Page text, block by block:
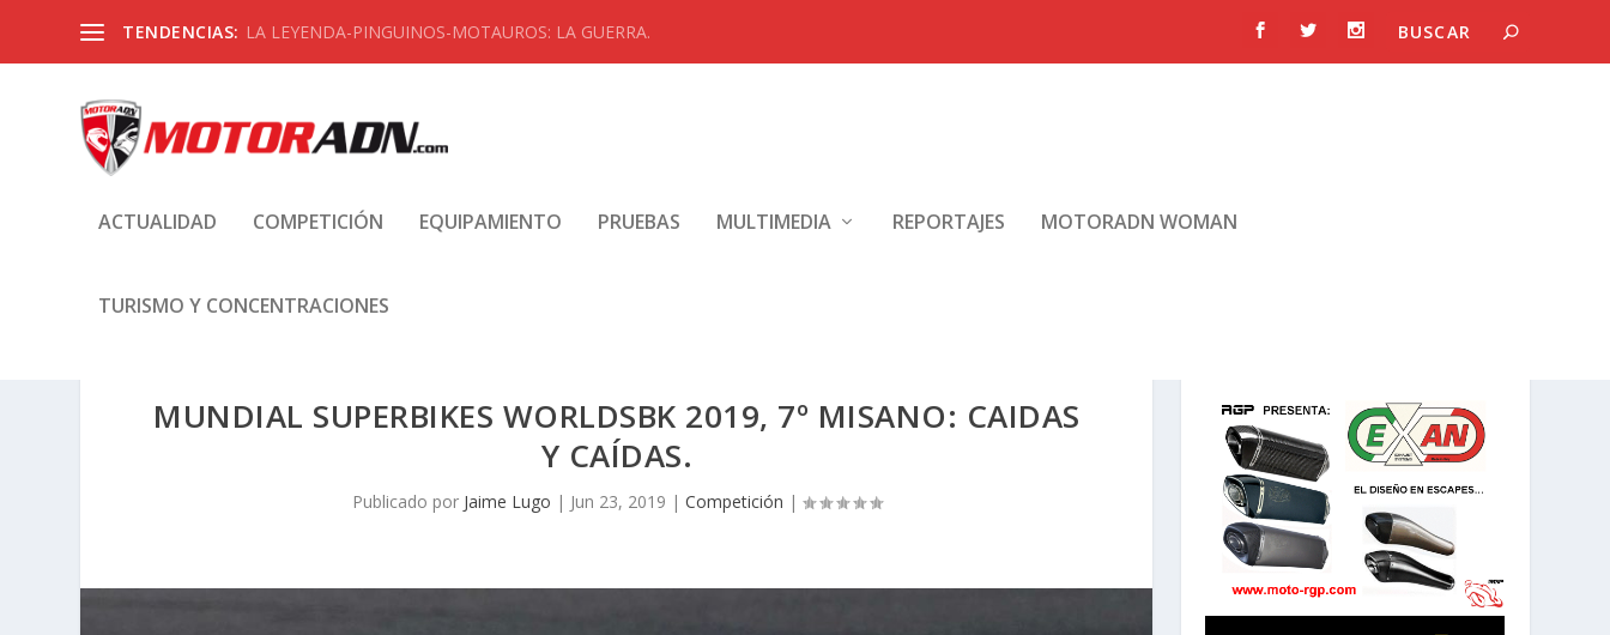
TENDENCIAS: LA LEYENDA-PINGUINOS-MOTAUROS: LA GUERRA.
ACTUALIDAD COMPETICIÓN EQUIPAMIENTO PRUEBAS MULTIMEDIA REPORTAJES MOTORADN WOMAN
TURISMO Y CONCENTRACIONES
MUNDIAL SUPERBIKES WORLDSBK 2019, 7º MISANO: CAIDAS
Y CAÍDAS.
Publicado por Jaime Lugo | Jun 23, 2019 | Competición |